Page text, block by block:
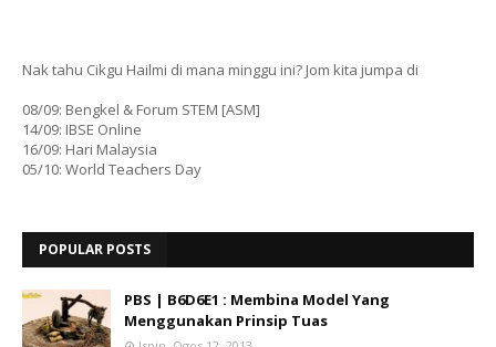
Nak tahu Cikgu Hailmi di mana minggu ini? Jom kita jumpa di
08/09: Bengkel & Forum STEM [ASM]
14/09: IBSE Online
16/09: Hari Malaysia
05/10: World Teachers Day
POPULAR POSTS
PBS | B6D6E1 : Membina Model Yang
Menggunakan Prinsip Tuas